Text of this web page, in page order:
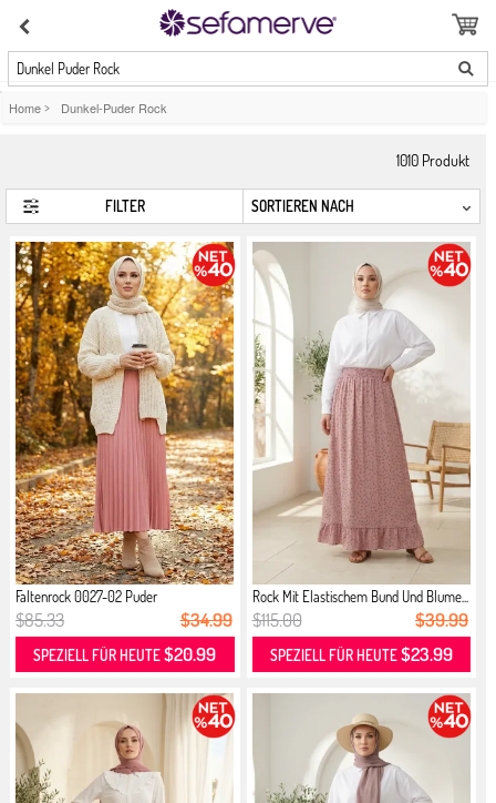
Dunkel Puder Rock
Home > Dunkel-Puder Rock
1010 Produkt
FILTER
Faltenrock 0027-02 Puder
$85.33 $34.99
SPEZIELL FÜR HEUTE$20.99
Rock Mit Elastischem Bund Und Blume...
$115.00 $39.99
SPEZIELL FÜR HEUTE$23.99